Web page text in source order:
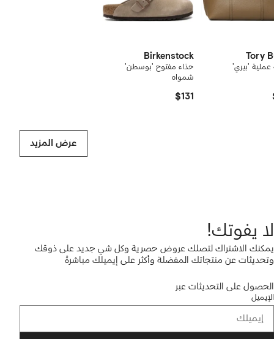
Tory
'بيري'
Birkenstock
حذاء مفتوح 'بوسطن'
شمواه
$131
عرض المزيد
لا يفوتك!
يمكنك الاشتراك لتصلك عروض حصرية وكل شي جديد على ذوقك
وتحديثات عن منتجاتك المفضلة وأكثر على إيميلك مباشرةً
الحصول على التحديثات عبر
الإيميل